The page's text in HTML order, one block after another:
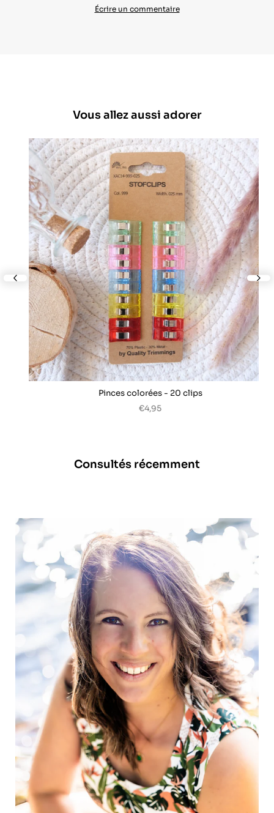
Écrire un commentaire
Vous allez aussi adorer
Pinces colorées - 20 clips
€4,95
Consultés récemment